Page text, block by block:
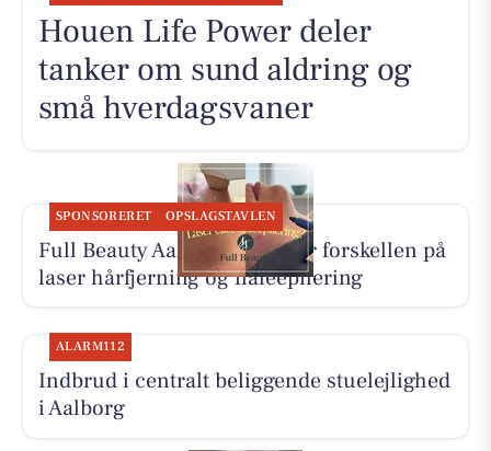
Houen Life Power deler
tanker om sund aldring og
små hverdagsvaner
SPONSORERET OPSLAGSTAVLEN
Full Beauty Aalborg forklarer forskellen på
laser hårfjerning og nåleepilering
ALARM112
Indbrud i centralt beliggende stuelejlighed
i Aalborg